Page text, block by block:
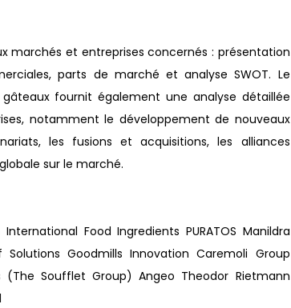
marchés et entreprises concernés : présentation
parts de marché et analyse SWOT. Le
fournit également une analyse détaillée
notamment le développement de nouveaux
les fusions et acquisitions, les alliances
sur le marché.
Food Ingredients PURATOS Manildra
Solutions Goodmills Innovation Caremoli Group
(The Soufflet Group) Angeo Theodor Rietmann